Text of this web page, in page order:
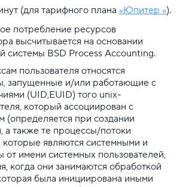
(для тарифного плана «Юпитер »).
потребление ресурсов
высчитывается на основании
системы BSD Process Accounting.
пользователя относятся
запущенные и/или работающие с
(UID,EUID) того unix-
который ассоциирован с
(определяется при создании
а также те процессы/потоки
которые являются системными и
от имени системных пользователей,
когда они занимаются обработкой
была инициирована иными